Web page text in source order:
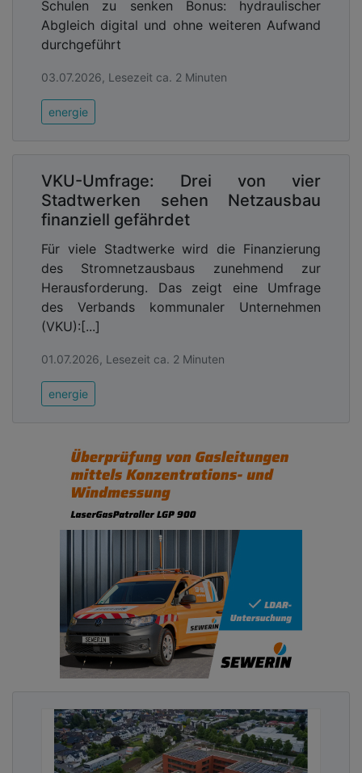
Schulen zu senken Bonus: hydraulischer
Abgleich digital und ohne weiteren Aufwand
durchgeführt
03.07.2026, Lesezeit ca. 2 Minuten
energie
VKU-Umfrage: Drei von vier
Stadtwerken sehen Netzausbau
finanziell gefährdet
Für viele Stadtwerke wird die Finanzierung
des Stromnetzausbaus zunehmend zur
Herausforderung. Das zeigt eine Umfrage
des Verbands kommunaler Unternehmen
(VKU):[...]
01.07.2026, Lesezeit ca. 2 Minuten
energie